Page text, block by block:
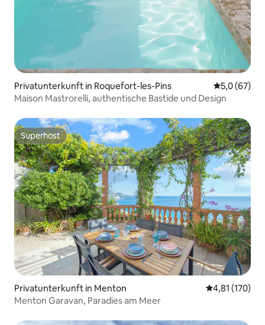
Privatunterkunft in Roquefort-les-Pins
5,0 (67)
Maison Mastrorelli, authentische Bastide und Design
Superhost
Superhost
Privatunterkunft in Menton
4,81 (170)
Menton Garavan, Paradies am Meer